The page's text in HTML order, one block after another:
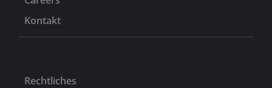
Kontakt
Rechtliches